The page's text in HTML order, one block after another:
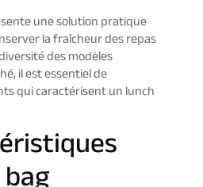
une solution pratique
la fraîcheur des repas
des modèles
il est essentiel de
qui caractérisent un lunch